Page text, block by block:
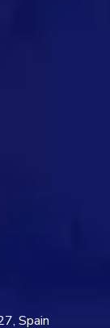
Spain